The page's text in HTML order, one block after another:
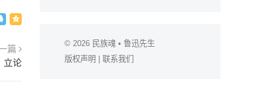
篇
立论
© 2026 民族魂 • 鲁迅先生
版权声明
联系我们